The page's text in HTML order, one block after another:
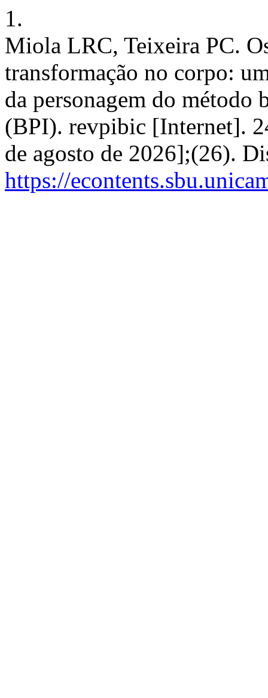
1.
Miola LRC, Teixeira PC.
transformação no corpo:
da personagem do método
(BPI). revpibic [Internet].
de agosto de 2026];(26).
https://